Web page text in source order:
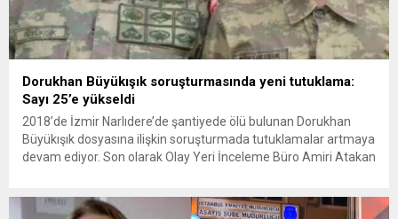
Dorukhan Büyükışık soruşturmasında yeni tutuklama:
Sayı 25’e yükseldi
2018’de İzmir Narlıdere’de şantiyede ölü bulunan Dorukhan
Büyükışık dosyasına ilişkin soruşturmada tutuklamalar artmaya
devam ediyor. Son olarak Olay Yeri İnceleme Büro Amiri Atakan
bulunan Dorukhan Büyükışık’a ilişkin yeniden açılan